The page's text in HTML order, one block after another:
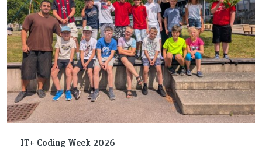
IT+ Coding Week 2026